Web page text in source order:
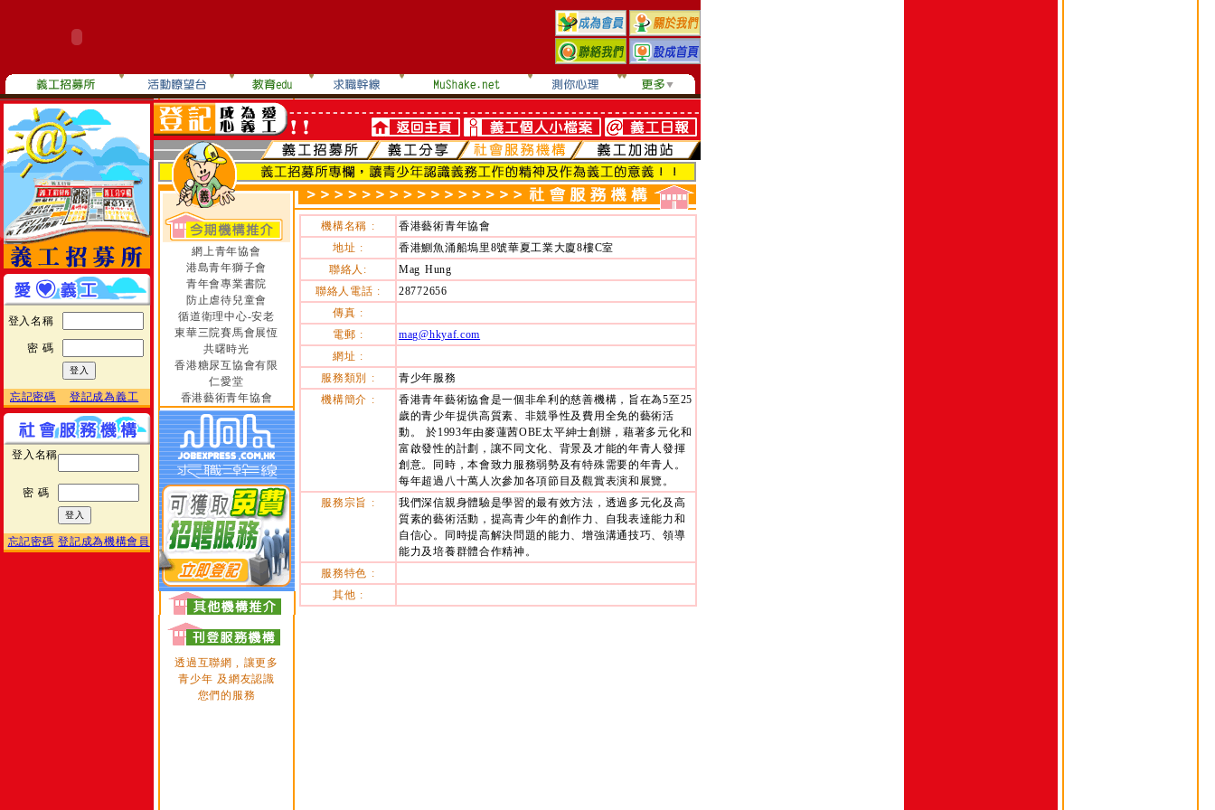
登入名稱
密 碼
忘記密碼 登記成為義工
登入名稱
密 碼
忘記密碼 登記成為機構會員
網上青年協會
港島青年獅子會
青年會專業書院
防止虐待兒童會
循道衛理中心-安老
東華三院賽馬會展恆
共曙時光
香港糖尿互協會有限
仁愛堂
香港藝術青年協會
透過互聯網 , 讓更多
青少年 及網友認識
您們的服務
機構名稱 :
香港藝術青年協會
地址 :
香港鰂魚涌船塢里8號華夏工業大廈8樓C室
聯絡人:
Mag Hung
聯絡人電話 :
28772656
傳真 :
電郵 :
mag@hkyaf.com
網址 :
服務類別 :
青少年服務
機構簡介 :
香港青年藝術協會是一個非牟利的慈善機構，旨在為5至25
歲的青少年提供高質素、非競爭性及費用全免的藝術活
動。 於1993年由麥蓮茜OBE太平紳士創辦，藉著多元化和
富啟發性的計劃，讓不同文化、背景及才能的年青人發揮
創意。同時，本會致力服務弱勢及有特殊需要的年青人。
每年超過八十萬人次參加各項節目及觀賞表演和展覽。
服務宗旨 :
我們深信親身體驗是學習的最有效方法，透過多元化及高
質素的藝術活動，提高青少年的創作力、自我表達能力和
自信心。同時提高解決問題的能力、增強溝通技巧、領導
能力及培養群體合作精神。
服務特色 :
其他 :